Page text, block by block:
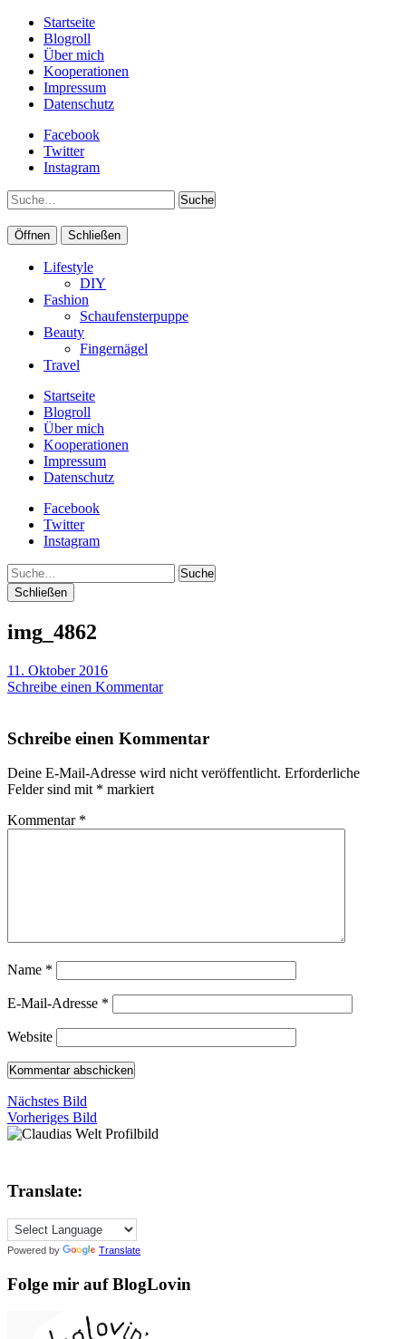
Startseite
Blogroll
Über mich
Kooperationen
Impressum
Datenschutz
Facebook
Twitter
Instagram
Suche
Öffnen Schließen
Lifestyle
DIY
Fashion
Schaufensterpuppe
Beauty
Fingernägel
Travel
Startseite
Blogroll
Über mich
Kooperationen
Impressum
Datenschutz
Facebook
Twitter
Instagram
Suche
Schließen
img_4862
11. Oktober 2016
Schreibe einen Kommentar
Schreibe einen Kommentar
Deine E-Mail-Adresse wird nicht veröffentlicht. Erforderliche
Felder sind mit * markiert
Kommentar *
Name *
E-Mail-Adresse *
Website
Nächstes Bild
Vorheriges Bild
Translate:
Powered by Translate
Folge mir auf BlogLovin